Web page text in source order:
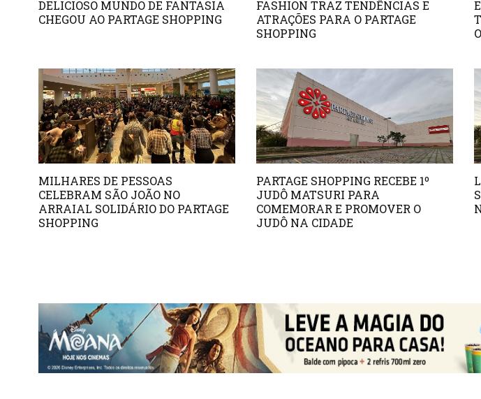
DELICIOSO MUNDO DE FANTASIA
CHEGOU AO PARTAGE SHOPPING
FASHION TRAZ TENDÊNCIAS E
ATRAÇÕES PARA O PARTAGE
SHOPPING
MILHARES DE PESSOAS
CELEBRAM SÃO JOÃO NO
ARRAIAL SOLIDÁRIO DO PARTAGE
SHOPPING
PARTAGE SHOPPING RECEBE 1º
JUDÔ MATSURI PARA
COMEMORAR E PROMOVER O
JUDÔ NA CIDADE